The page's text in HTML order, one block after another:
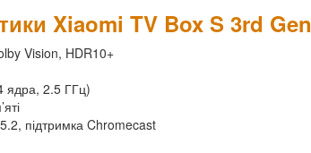
Xiaomi TV Box S 3rd Gen
Vision, HDR10+
ядра, 2.5 ГГц)
підтримка Chromecast